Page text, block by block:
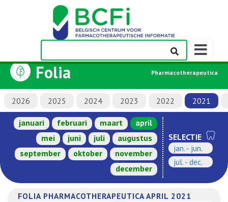
Folia Pharmacotherapeutica
2026 2025 2024 2023 2022 2021
januari februari maart
april
mei
juni juli
augustus
september
oktober
november
december
SELECTIE
jan. - jun.
jul. - dec.
FOLIA PHARMACOTHERAPEUTICA APRIL 2021